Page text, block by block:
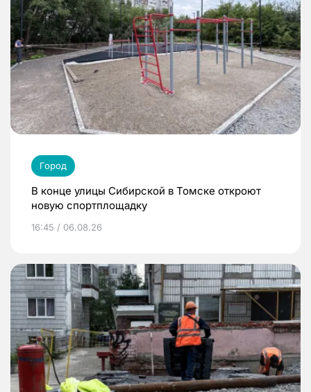
Город
В конце улицы Сибирской в Томске откроют
новую спортплощадку
16:45 / 06.08.26